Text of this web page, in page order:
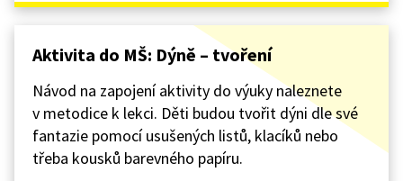
Aktivita do MŠ: Dýně – tvoření
Návod na zapojení aktivity do výuky naleznete
v metodice k lekci. Děti budou tvořit dýni dle své
fantazie pomocí usušených listů, klacíků nebo
třeba kousků barevného papíru.